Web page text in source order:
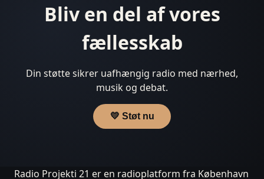
Bliv en del af vores
fællesskab
Din støtte sikrer uafhængig radio med nærhed,
musik og debat.
💛 Støt nu
Radio Projekti 21 er en radioplatform fra København